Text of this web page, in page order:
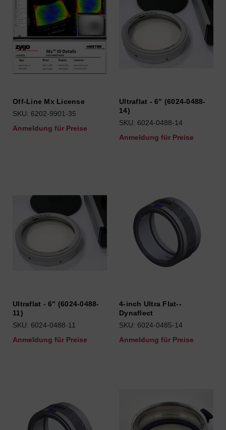
Off-Line Mx License
SKU: 6202-9901-35
Anmeldung für Preise
Ultraflat - 6" (6024-0488-
14)
SKU: 6024-0488-14
Anmeldung für Preise
Ultraflat - 6" (6024-0488-
11)
SKU: 6024-0488-11
Anmeldung für Preise
4-inch Ultra Flat--
Dynaflect
SKU: 6024-0485-14
Anmeldung für Preise